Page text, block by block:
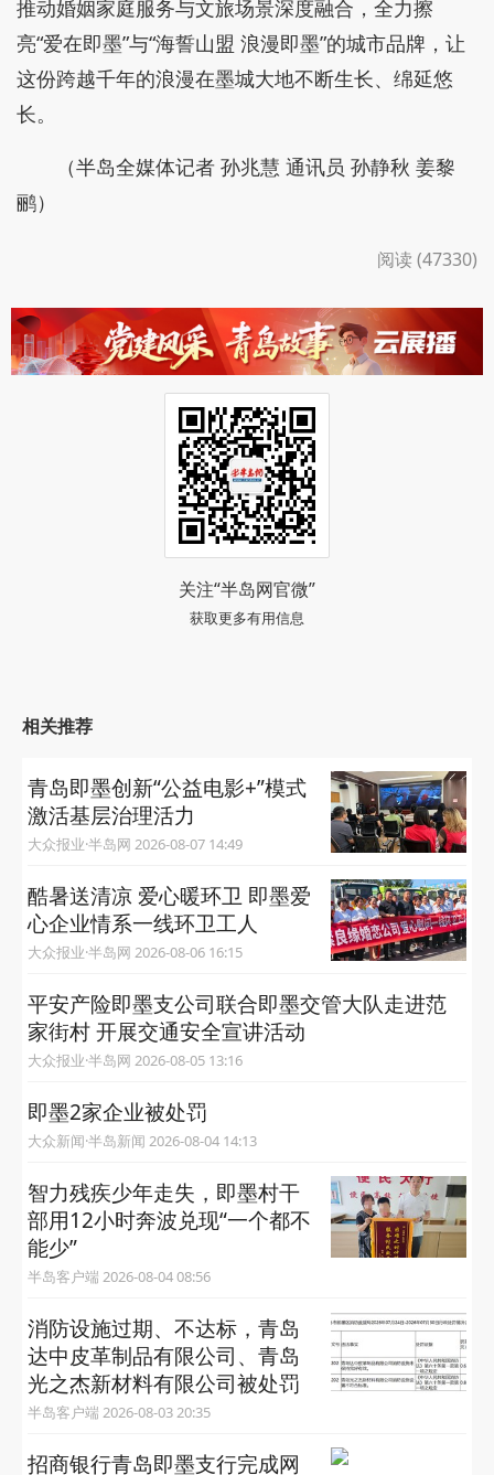
推动婚姻家庭服务与文旅场景深度融合，全力擦
亮“爱在即墨”与“海誓山盟 浪漫即墨”的城市品牌，让
这份跨越千年的浪漫在墨城大地不断生长、绵延悠
长。
（半岛全媒体记者 孙兆慧 通讯员 孙静秋 姜黎
鹂）
阅读 (47330)
关注“半岛网官微”
获取更多有用信息
相关推荐
青岛即墨创新“公益电影+”模式
激活基层治理活力
大众报业·半岛网 2026-08-07 14:49
酷暑送清凉 爱心暖环卫 即墨爱
心企业情系一线环卫工人
大众报业·半岛网 2026-08-06 16:15
平安产险即墨支公司联合即墨交管大队走进范
家街村 开展交通安全宣讲活动
大众报业·半岛网 2026-08-05 13:16
即墨2家企业被处罚
大众新闻·半岛新闻 2026-08-04 14:13
智力残疾少年走失，即墨村干
部用12小时奔波兑现“一个都不
能少”
半岛客户端 2026-08-04 08:56
消防设施过期、不达标，青岛
达中皮革制品有限公司、青岛
光之杰新材料有限公司被处罚
半岛客户端 2026-08-03 20:35
招商银行青岛即墨支行完成网